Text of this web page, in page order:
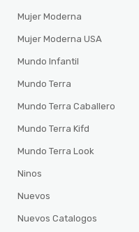
Mujer Moderna
Mujer Moderna USA
Mundo Infantil
Mundo Terra
Mundo Terra Caballero
Mundo Terra Kifd
Mundo Terra Look
Ninos
Nuevos
Nuevos Catalogos